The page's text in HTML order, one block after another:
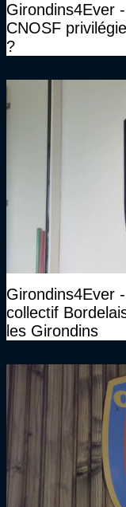
Girondins4Ever
CNOSF
?
Girondins4Ever
collectif
les Girondins